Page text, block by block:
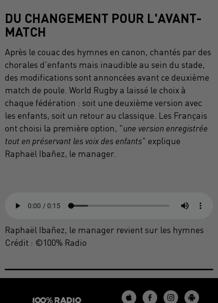
DU CHANGEMENT POUR L'AVANT-
MATCH
Après le couac des hymnes en canon, chantés par des
chorales d'enfants mais inaudible au sein du stade,
des modifications sont annoncées avant ce deuxième
match de poule. World Rugby a laissé le choix à
chaque fédération : soit une deuxième version avec
les enfants, soit un retour au classique. Les Français
ont choisi la première option, "une version enregistrée
tout en préservant les voix des enfants" explique
Raphaël Ibañez, le manager.
Raphaël Ibañez, le manager revient sur les hymnes
Crédit : ©100% Radio